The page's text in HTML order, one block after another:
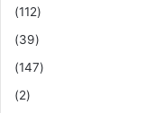
(112)
(39)
(147)
(2)